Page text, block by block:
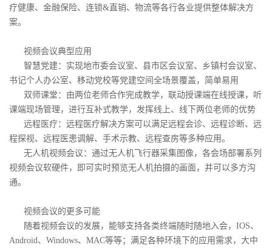
疗健康、金融保险、连锁&直销、物流等各行各业提供整体解决方
案。
视频会议典型应用
智慧党建：实现地市委会议室、县市区会议室、乡镇村会议室、
书记个人办公室、移动党校等党建空间全场景覆盖，简单易用
双师课堂：由两位老师合作完成教学，联动授课端在线授课，听
课端现场管理，进行互补式教学，发挥线上、线下两位老师的优势
远程医疗：远程医疗解决方案可以满足远程会诊、远程诊断、远
程探视、远程医患调解、手术示教、远程查房等多种应用。
无人机视频会议：通过无人机飞行器采集图像，各会场部署系列
视频会议软硬件，即可实时预览无人机拍摄的画面，并可以多方沟
通。
视频会议的更多可能
随着视频会议的发展，能够支持各类终端随时随地入会，IOS、
Android、Windows、MAC等等；满足各种环境下的应用需求，大中